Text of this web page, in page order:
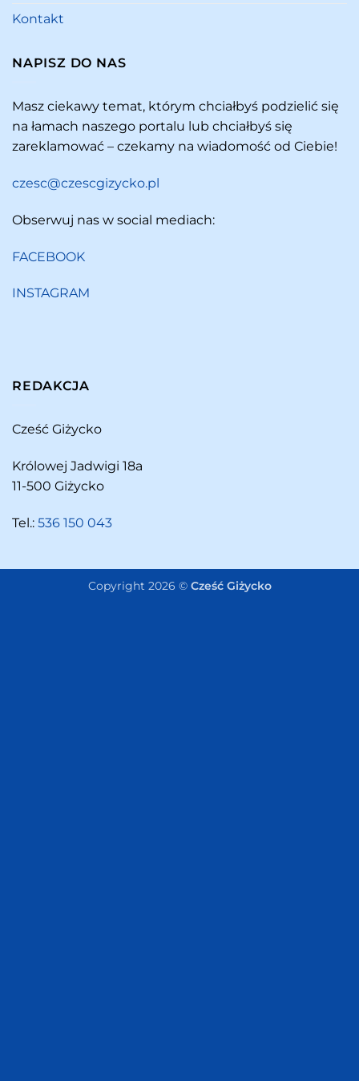
Kontakt
NAPISZ DO NAS
Masz ciekawy temat, którym chciałbyś podzielić się
na łamach naszego portalu lub chciałbyś się
zareklamować – czekamy na wiadomość od Ciebie!
czesc@czescgizycko.pl
Obserwuj nas w social mediach:
FACEBOOK
INSTAGRAM
REDAKCJA
Cześć Giżycko
Królowej Jadwigi 18a
11-500 Giżycko
Tel.: 536 150 043
Copyright 2026 © Cześć Giżycko